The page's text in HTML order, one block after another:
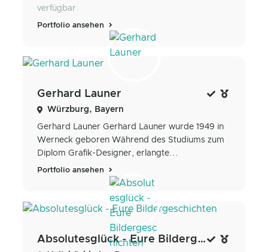
verfügbar.
Portfolio ansehen
Gerhard Launer
Würzburg, Bayern
Gerhard Launer Gerhard Launer wurde 1949 in
Werneck geboren Während des Studiums zum
Diplom Grafik-Designer, erlangte...
Portfolio ansehen
Absolutesglück - Eure Bildergeschichten